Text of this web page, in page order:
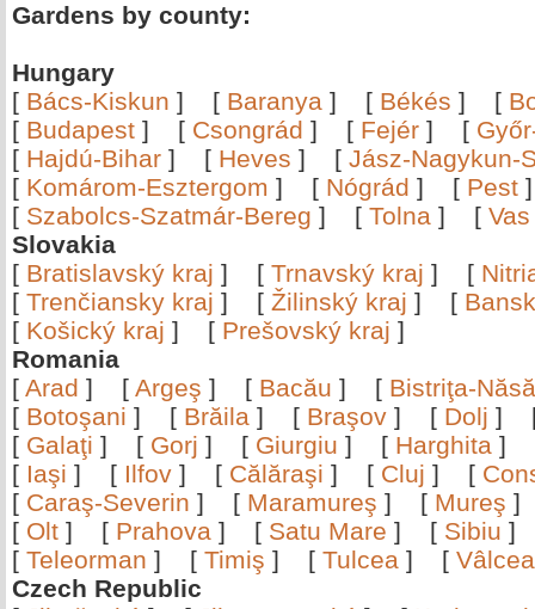
Gardens by county:
Hungary
[ Bács-Kiskun ] [ Baranya ] [ Békés ] [
[ Budapest ] [ Csongrád ] [ Fejér ] [
[ Hajdú-Bihar ] [ Heves ] [ Jász-Nagykun-
[ Komárom-Esztergom ] [ Nógrád ] [ Pest
[ Szabolcs-Szatmár-Bereg ] [ Tolna ] [ Vas
Slovakia
[ Bratislavský kraj ] [ Trnavský kraj ] [
[ Trenčiansky kraj ] [ Žilinský kraj ] [
[ Košický kraj ] [ Prešovský kraj ]
Romania
[ Arad ] [ Argeş ] [ Bacău ] [ Bistriţa-
[ Botoşani ] [ Brăila ] [ Braşov ] [ Dolj ]
[ Galaţi ] [ Gorj ] [ Giurgiu ] [ Harghita ]
[ Iaşi ] [ Ilfov ] [ Călăraşi ] [ Cluj ] [
[ Caraş-Severin ] [ Maramureş ] [ Mureş
[ Olt ] [ Prahova ] [ Satu Mare ] [ Sibiu
[ Teleorman ] [ Timiş ] [ Tulcea ] [
Czech Republic